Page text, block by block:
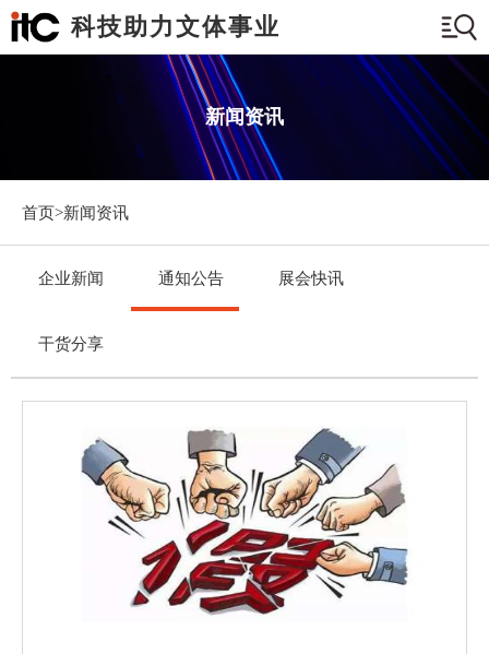
科技助力文体事业
新闻资讯
首页>新闻资讯
企业新闻 通知公告 展会快讯
干货分享